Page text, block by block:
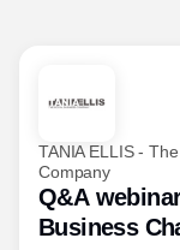
TANIA ELLIS -
Company
Q&A
Business